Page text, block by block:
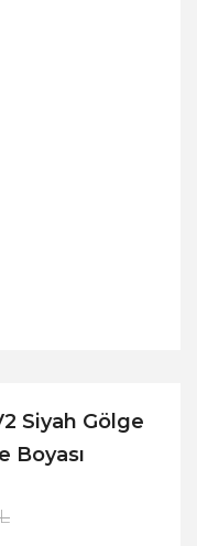
Siyah Gölge
Boyası